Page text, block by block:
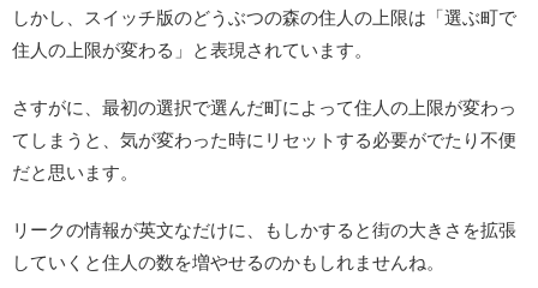
しかし、スイッチ版のどうぶつの森の住人の上限は「選ぶ町で
住人の上限が変わる」と表現されています。
さすがに、最初の選択で選んだ町によって住人の上限が変わっ
てしまうと、気が変わった時にリセットする必要がでたり不便
だと思います。
リークの情報が英文なだけに、もしかすると街の大きさを拡張
していくと住人の数を増やせるのかもしれませんね。